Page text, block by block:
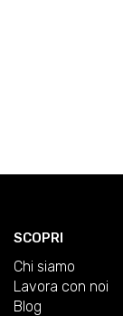
SCOPRI
Chi siamo
Lavora con noi
Blog